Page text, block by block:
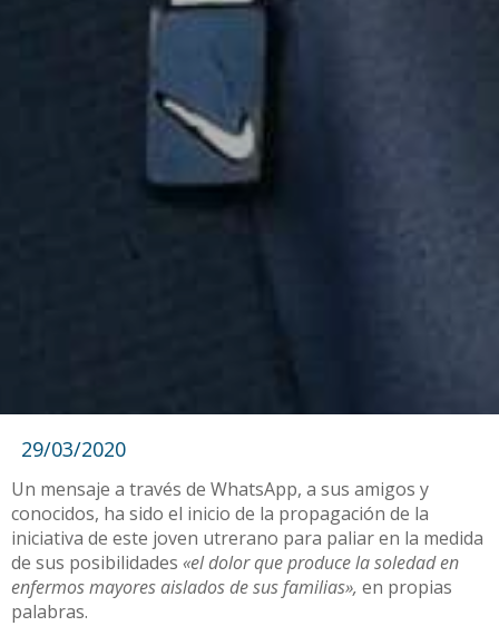
29/03/2020
Un mensaje a través de WhatsApp, a sus amigos y
conocidos, ha sido el inicio de la propagación de la
iniciativa de este joven utrerano para paliar en la medida
de sus posibilidades «el dolor que produce la soledad en
enfermos mayores aislados de sus familias», en propias
palabras.